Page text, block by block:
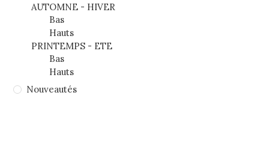
AUTOMNE - HIVER
Bas
Hauts
PRINTEMPS - ETE
Bas
Hauts
Nouveautés